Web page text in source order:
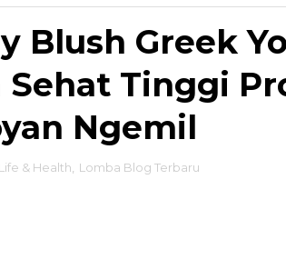
Blush Greek
Sehat Tinggi
Ngemil
Life & Health Lomba Blog Terbaru